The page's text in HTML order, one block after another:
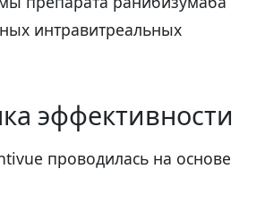
интравитреальных
эффективности
проводилась на основе